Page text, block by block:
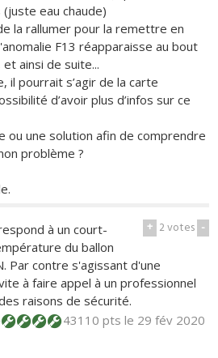
eau chaude)
la rallumer pour la remettre en
F13 réapparaisse au bout
ainsi de suite...
il pourrait s’agir de la carte
d’avoir plus d’infos sur ce
ou une solution afin de comprendre
problème ?
+ 2votes -
à un court-
du ballon
Par contre s'agissant d'une
à faire appel à un professionnel
raisons de sécurité.
43110 ptsle 29 fév 2020